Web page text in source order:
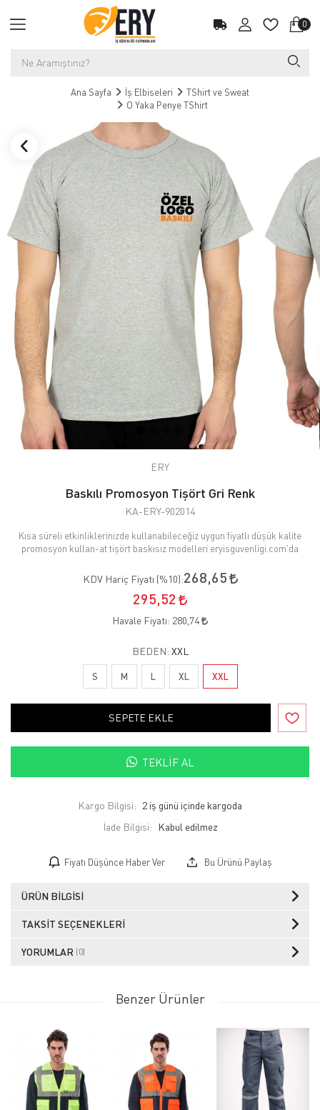
0
Ana Sayfa İş Elbiseleri
TShirt ve Sweat
O Yaka Penye TShirt
ERY
Baskılı Promosyon Tişört Gri Renk
KA-ERY-902014
Kısa süreli etkinliklerinizde kullanabileceğiz uygun fiyatlı düşük kalite
promosyon kullan-at tişört baskısız modelleri eryisguvenligi.com'da
KDV Hariç Fiyatı (%10):268,65
295,52
Havale Fiyatı: 280,74
BEDEN: XXL
S M L XL XXL
SEPETE EKLE
TEKLIF AL
Kargo Bilgisi: 2 iş günü içinde kargoda
İade Bilgisi:
Fiyatı Düşünce Haber Ver Bu Ürünü Paylaş
ÜRÜN BILGISI
TAKSIT SEÇENEKLERI
YORUMLAR (0)
Benzer Ürünler